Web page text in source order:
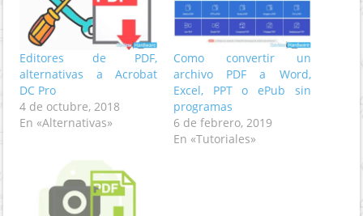
Editores de PDF,
alternativas a Acrobat
DC Pro
4 de octubre, 2018
En «Alternativas»
Como convertir un
archivo PDF a Word,
Excel, PPT o ePub sin
programas
6 de febrero, 2019
En «Tutoriales»